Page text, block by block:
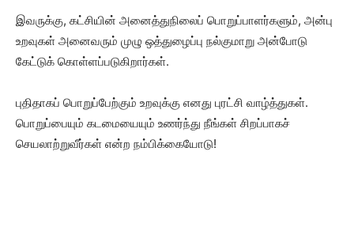
இவருக்கு, கட்சியின் அனைத்துநிலைப் பொறுப்பாளர்களும், அன்பு
உறவுகள் அனைவரும் முழு ஒத்துழைப்பு நல்குமாறு அன்போடு
கேட்டுக் கொள்ளப்படுகிறார்கள்.
புதிதாகப் பொறுப்பேற்கும் உறவுக்கு எனது புரட்சி வாழ்த்துகள்.
பொறுப்பையும் கடமையையும் உணர்ந்து நீங்கள் சிறப்பாகச்
செயலாற்றுவீர்கள் என்ற நம்பிக்கையோடு!